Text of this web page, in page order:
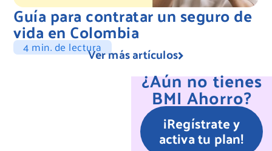
Guía para contratar un seguro de
vida en Colombia
4 min. de lecturaVer más artículos
¿Aún no tienes
BMI Ahorro?
¡Regístrate y
activa tu plan!